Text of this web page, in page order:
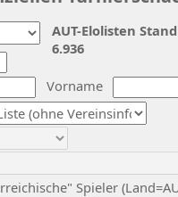
Vorname
Spieler
AUT-Elolisten
6.936